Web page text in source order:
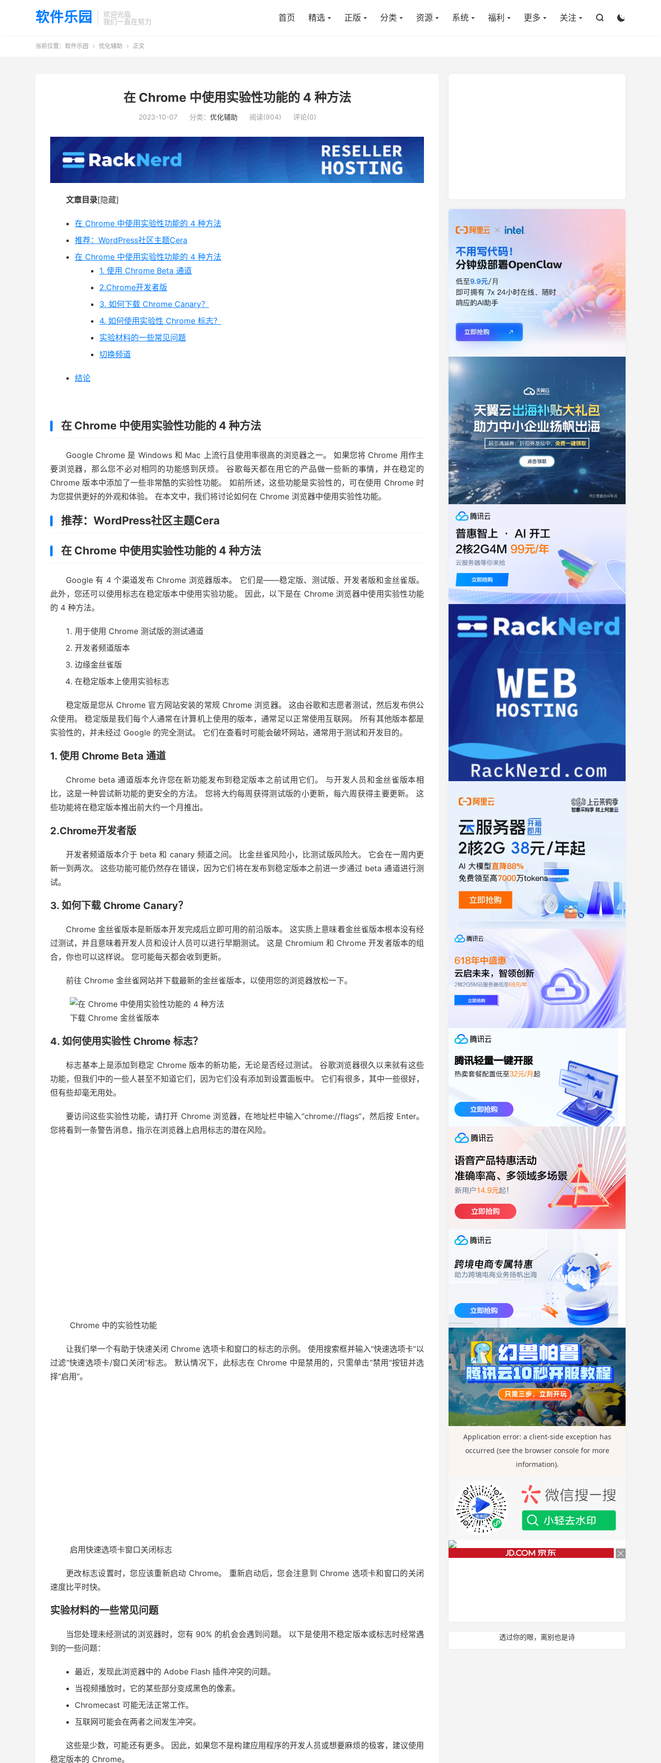
软件乐园
欢迎光临
我们一直在努力
首页 精选 正版 分类 资源 系统 福利 更多 关注  
当前位置： 软件乐园  优化辅助  正文
在 Chrome 中使用实验性功能的 4 种方法
2023-10-07 分类： 优化辅助 阅读(904) 评论(0)
文章目录[隐藏]
在 Chrome 中使用实验性功能的 4 种方法
推荐：WordPress社区主题Cera
在 Chrome 中使用实验性功能的 4 种方法
1. 使用 Chrome Beta 通道
2.Chrome开发者版
3. 如何下载 Chrome Canary？
4. 如何使用实验性 Chrome 标志？
实验材料的一些常见问题
切换频道
结论
在 Chrome 中使用实验性功能的 4 种方法
Google Chrome 是 Windows 和 Mac 上流行且使用率很高的浏览器之一。 如果您将 Chrome 用作主
要浏览器，那么您不必对相同的功能感到厌烦。 谷歌每天都在用它的产品做一些新的事情，并在稳定的
Chrome 版本中添加了一些非常酷的实验性功能。 如前所述，这些功能是实验性的，可在使用 Chrome 时
为您提供更好的外观和体验。 在本文中，我们将讨论如何在 Chrome 浏览器中使用实验性功能。
推荐：WordPress社区主题Cera
在 Chrome 中使用实验性功能的 4 种方法
Google 有 4 个渠道发布 Chrome 浏览器版本。 它们是——稳定版、测试版、开发者版和金丝雀版。
此外，您还可以使用标志在稳定版本中使用实验功能。 因此，以下是在 Chrome 浏览器中使用实验性功能
的 4 种方法。
用于使用 Chrome 测试版的测试通道
开发者频道版本
边缘金丝雀版
在稳定版本上使用实验标志
稳定版是您从 Chrome 官方网站安装的常规 Chrome 浏览器。 这由谷歌和志愿者测试，然后发布供公
众使用。 稳定版是我们每个人通常在计算机上使用的版本，通常足以正常使用互联网。 所有其他版本都是
实验性的，并未经过 Google 的完全测试。 它们在查看时可能会破坏网站，通常用于测试和开发目的。
1. 使用 Chrome Beta 通道
Chrome beta 通道版本允许您在新功能发布到稳定版本之前试用它们。 与开发人员和金丝雀版本相
比，这是一种尝试新功能的更安全的方法。 您将大约每周获得测试版的小更新，每六周获得主要更新。 这
些功能将在稳定版本推出前大约一个月推出。
2.Chrome开发者版
开发者频道版本介于 beta 和 canary 频道之间。 比金丝雀风险小，比测试版风险大。 它会在一周内更
新一到两次。 这些功能可能仍然存在错误，因为它们将在发布到稳定版本之前进一步通过 beta 通道进行测
试。
3. 如何下载 Chrome Canary？
Chrome 金丝雀版本是新版本开发完成后立即可用的前沿版本。 这实质上意味着金丝雀版本根本没有经
过测试，并且意味着开发人员和设计人员可以进行早期测试。 这是 Chromium 和 Chrome 开发者版本的组
合，你也可以这样说。 您可能每天都会收到更新。
前往 Chrome 金丝雀网站并下载最新的金丝雀版本，以使用您的浏览器放松一下。
下载 Chrome 金丝雀版本
4. 如何使用实验性 Chrome 标志？
标志基本上是添加到稳定 Chrome 版本的新功能，无论是否经过测试。 谷歌浏览器很久以来就有这些
功能，但我们中的一些人甚至不知道它们，因为它们没有添加到设置面板中。 它们有很多，其中一些很好，
但有些却毫无用处。
要访问这些实验性功能，请打开 Chrome 浏览器，在地址栏中输入“chrome://flags”，然后按 Enter。
您将看到一条警告消息，指示在浏览器上启用标志的潜在风险。
Chrome 中的实验性功能
让我们举一个有助于快速关闭 Chrome 选项卡和窗口的标志的示例。 使用搜索框并输入“快速选项卡”以
过滤“快速选项卡/窗口关闭”标志。 默认情况下，此标志在 Chrome 中是禁用的，只需单击“禁用”按钮并选
择“启用”。
启用快速选项卡窗口关闭标志
更改标志设置时，您应该重新启动 Chrome。 重新启动后，您会注意到 Chrome 选项卡和窗口的关闭
速度比平时快。
实验材料的一些常见问题
当您处理未经测试的浏览器时，您有 90% 的机会会遇到问题。 以下是使用不稳定版本或标志时经常遇
到的一些问题：
最近，发现此浏览器中的 Adob​​e Flash 插件冲突的问题。
当视频播放时，它的某些部分变成黑色的像素。
Chromecast 可能无法正常工作。
互联网可能会在两者之间发生冲突。
这些是少数，可能还有更多。 因此，如果您不是构建应用程序的开发人员或想要麻烦的极客，建议使用
稳定版本的 Chrome。
透过你的眼，离别也是诗